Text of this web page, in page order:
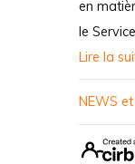
en
le
Lire la
NEWS